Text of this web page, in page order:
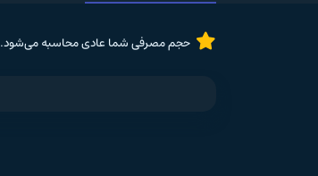
حجم مصرفی شما عادی محاسبه می‌شود.